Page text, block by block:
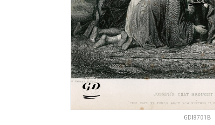
GDI8701B